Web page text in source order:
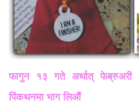
फागुन १३ गते अर्थात्
पिंकथनमा भाग लिऔं